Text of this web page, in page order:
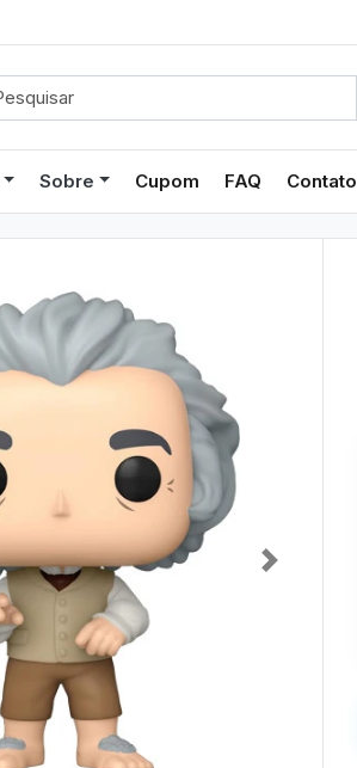
Sobre Cupom FAQ Contato
Next